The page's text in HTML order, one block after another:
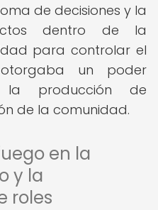
de decisiones y la
dentro de la
para controlar el
un poder
la producción de
de la comunidad.
en la
y la
roles